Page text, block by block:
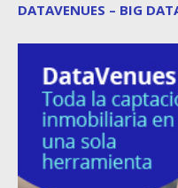
DATAVENUES – BIG